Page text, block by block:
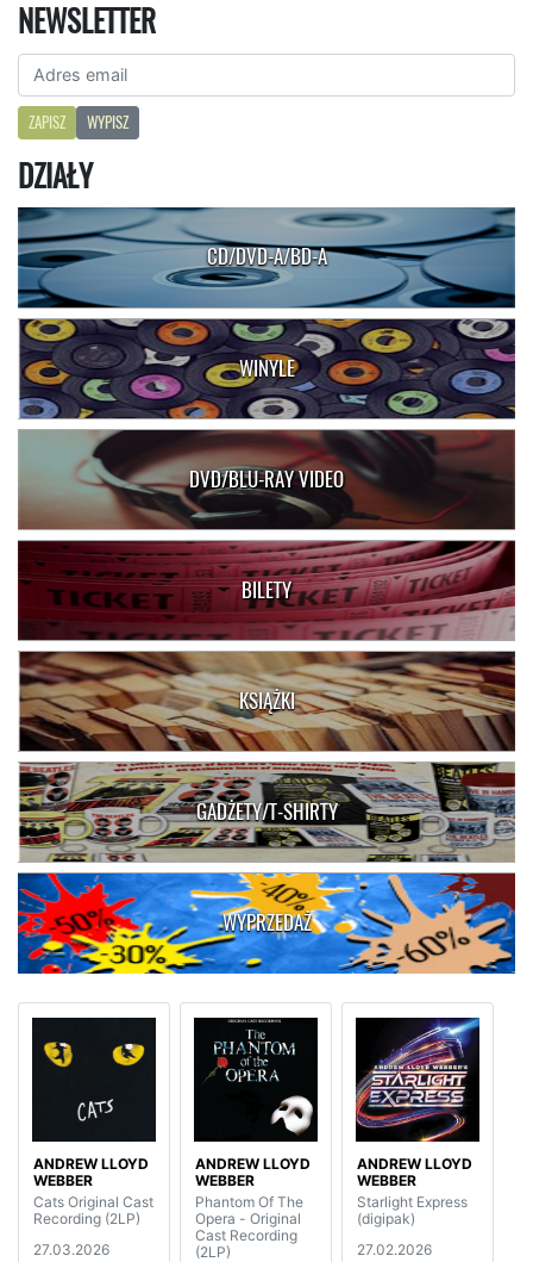
NEWSLETTER
ZAPISZ WYPISZ
DZIAŁY
CD/DVD-A/BD-A
WINYLE
DVD/BLU-RAY VIDEO
BILETY
KSIĄŻKI
GADŻETY/T-SHIRTY
WYPRZEDAŻ
ANDREW LLOYD
WEBBER
Cats Original Cast
Recording (2LP)
27.03.2026
ANDREW LLOYD
WEBBER
Phantom Of The
Opera - Original
Cast Recording
(2LP)
ANDREW LLOYD
WEBBER
Starlight Express
(digipak)
27.02.2026